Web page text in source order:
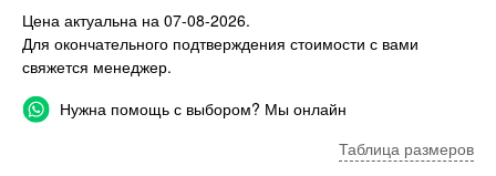
Цена актуальна на 07-08-2026.
Для окончательного подтверждения стоимости с вами
свяжется менеджер.
Нужна помощь с выбором? Мы онлайн
Таблица размеров